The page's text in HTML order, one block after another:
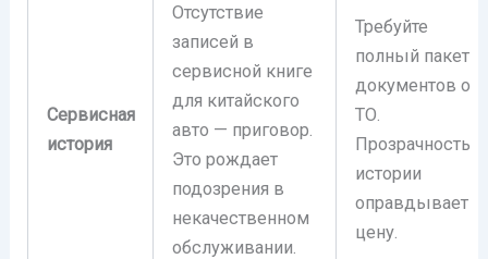
Сервисная
история
Отсутствие
записей в
сервисной книге
для китайского
авто — приговор.
Это рождает
подозрения в
некачественном
обслуживании.
Требуйте
полный пакет
документов о
ТО.
Прозрачность
истории
оправдывает
цену.